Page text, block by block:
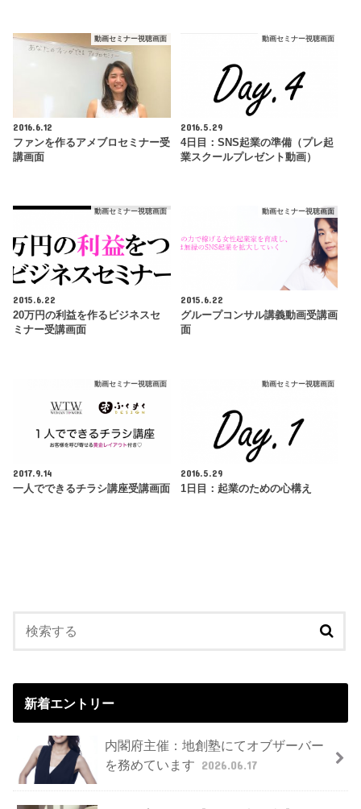
動画セミナー視聴画面
2016.6.12
ファンを作るアメブロセミナー受
講画面
動画セミナー視聴画面
2016.5.29
4日目：SNS起業の準備（プレ起
業スクールプレゼント動画）
動画セミナー視聴画面
2015.6.22
20万円の利益を作るビジネスセ
ミナー受講画面
動画セミナー視聴画面
2015.6.22
グループコンサル講義動画受講画
面
動画セミナー視聴画面
2017.9.14
一人でできるチラシ講座受講画面
動画セミナー視聴画面
2016.5.29
1日目：起業のための心構え
新着エントリー
内閣府主催：地創塾にてオブザーバー
を務めています 2026.06.17